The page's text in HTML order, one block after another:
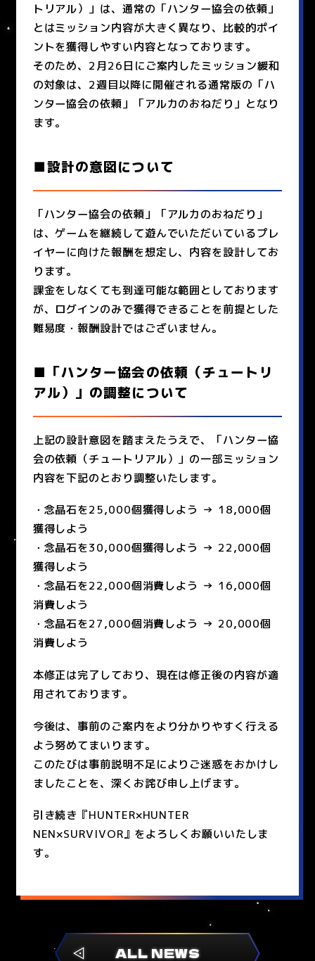
トリアル）」は、通常の「ハンター協会の依頼」
とはミッション内容が大きく異なり、比較的ポイ
ントを獲得しやすい内容となっております。
そのため、2月26日にご案内したミッション緩和
の対象は、2週目以降に開催される通常版の「ハ
ンター協会の依頼」「アルカのおねだり」となり
ます。
■設計の意図について
「ハンター協会の依頼」「アルカのおねだり」
は、ゲームを継続して遊んでいただいているプレ
イヤーに向けた報酬を想定し、内容を設計してお
ります。
課金をしなくても到達可能な範囲としております
が、ログインのみで獲得できることを前提とした
難易度・報酬設計ではございません。
■「ハンター協会の依頼（チュートリ
アル）」の調整について
上記の設計意図を踏まえたうえで、「ハンター協
会の依頼（チュートリアル）」の一部ミッション
内容を下記のとおり調整いたします。
・念晶石を25,000個獲得しよう → 18,000個
獲得しよう
・念晶石を30,000個獲得しよう → 22,000個
獲得しよう
・念晶石を22,000個消費しよう → 16,000個
消費しよう
・念晶石を27,000個消費しよう → 20,000個
消費しよう
本修正は完了しており、現在は修正後の内容が適
用されております。
今後は、事前のご案内をより分かりやすく行える
よう努めてまいります。
このたびは事前説明不足によりご迷惑をおかけし
ましたことを、深くお詫び申し上げます。
引き続き『HUNTER×HUNTER
NEN×SURVIVOR』をよろしくお願いいたしま
す。
ALL NEWS